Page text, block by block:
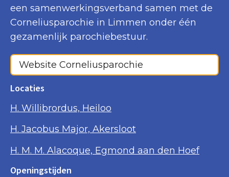
een samenwerkingsverband samen met de
Corneliusparochie in Limmen onder één
gezamenlijk parochiebestuur.
Website Corneliusparochie
Locaties
H. Willibrordus, Heiloo
H. Jacobus Major, Akersloot
H. M. M. Alacoque, Egmond aan den Hoef
Openingstijden